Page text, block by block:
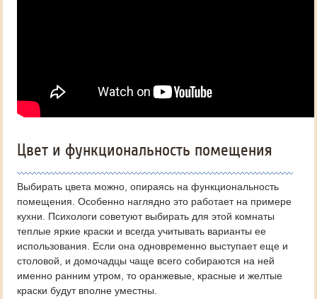
Цвет и функциональность помещения
Выбирать цвета можно, опираясь на функциональность
помещения. Особенно наглядно это работает на примере
кухни. Психологи советуют выбирать для этой комнаты
теплые яркие краски и всегда учитывать варианты ее
использования. Если она одновременно выступает еще и
столовой, и домочадцы чаще всего собираются на ней
именно ранним утром, то оранжевые, красные и желтые
краски будут вполне уместны.